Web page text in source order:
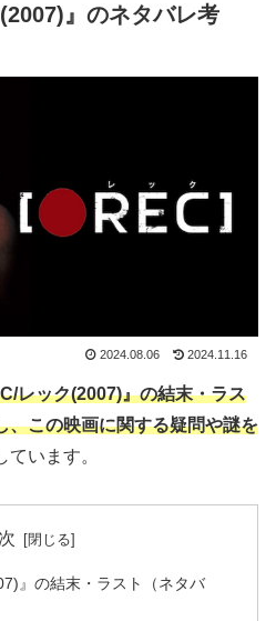
』のネタバレ考
2024.08.06 2024.11.16
レック(2007)』の結末・ラス
、この映画に関する疑問や謎を
ています。
』の結末・ラスト（ネタバ